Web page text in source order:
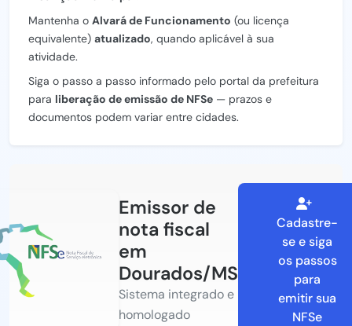
Mantenha o Alvará de Funcionamento (ou licença
equivalente) atualizado, quando aplicável à sua
atividade.
Siga o passo a passo informado pelo portal da prefeitura
para liberação de emissão de NFSe — prazos e
documentos podem variar entre cidades.
Emissor de
nota fiscal
em
Dourados/MS
Sistema integrado e
homologado
Cadastre-
se e siga
os passos
para
emitir sua
NFSe